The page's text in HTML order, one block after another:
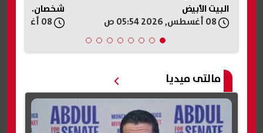
شخصان.. تفاصيل جديدة
مالتى ميديا